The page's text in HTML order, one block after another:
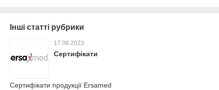
Інші статті рубрики
17.08.2023
Сертифікати
Сертифікати продукції Ersamed